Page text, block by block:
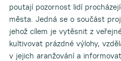
poutají pozornost lidí
města. Jedná se o součást
jehož cílem je vytěsnit z
kultivovat prázdné výlohy,
v jejich aranžování a